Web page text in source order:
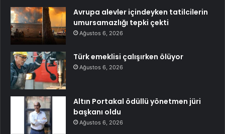
Avrupa alevler içindeyken tatilcilerin
umursamazlığı tepki çekti
Ağustos 6, 2026
Türk emeklisi çalışırken ölüyor
Ağustos 6, 2026
Altın Portakal ödüllü yönetmen jüri
başkanı oldu
Ağustos 6, 2026